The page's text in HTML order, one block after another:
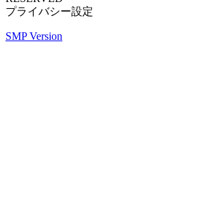
プライバシー設定
SMP Version